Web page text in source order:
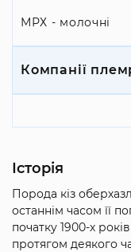
МРХ - молочні
Компанії
Історія
Порода кіз
останнім часом її
початку 1900-х
протягом деякого